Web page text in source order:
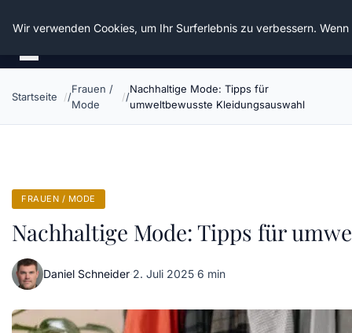
Die Schnitter
Startseite
Frauen /
Mode
Nachhaltige Mode: Tipps für
umweltbewusste Kleidungsauswahl
FRAUEN / MODE
Nachhaltige Mode: Tipps für
Daniel Schneider·2. Juli 2025·6 min
Wir verwenden Cookies, um Ihr Surferlebnis zu verbessern.